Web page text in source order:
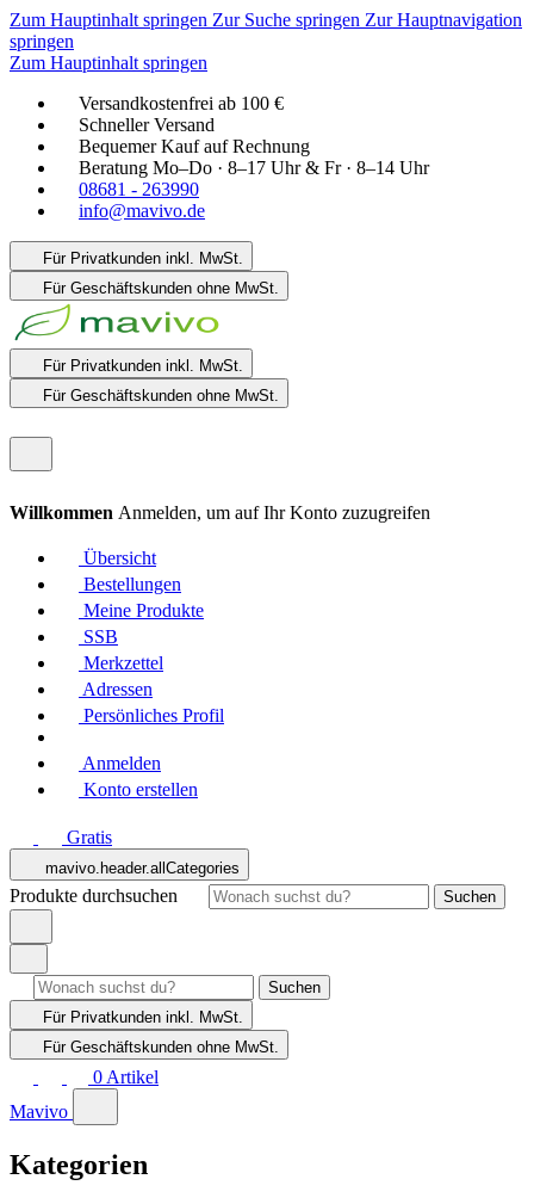
Zum Hauptinhalt springen Zur Suche springen Zur Hauptnavigation
springen
Zum Hauptinhalt springen
Versandkostenfrei ab 100 €
Schneller Versand
Bequemer Kauf auf Rechnung
Beratung Mo–Do · 8–17 Uhr & Fr · 8–14 Uhr
08681 - 263990
info@mavivo.de
Für Privatkunden inkl. MwSt.
Für Geschäftskunden ohne MwSt.
Für Privatkunden inkl. MwSt.
Für Geschäftskunden ohne MwSt.
Willkommen Anmelden, um auf Ihr Konto zuzugreifen
Übersicht
Bestellungen
Meine Produkte
SSB
Merkzettel
Adressen
Persönliches Profil
Anmelden
Konto erstellen
Gratis
mavivo.header.allCategories
Produkte durchsuchen Suchen
Suchen
Für Privatkunden inkl. MwSt.
Für Geschäftskunden ohne MwSt.
0 Artikel
Mavivo
Kategorien